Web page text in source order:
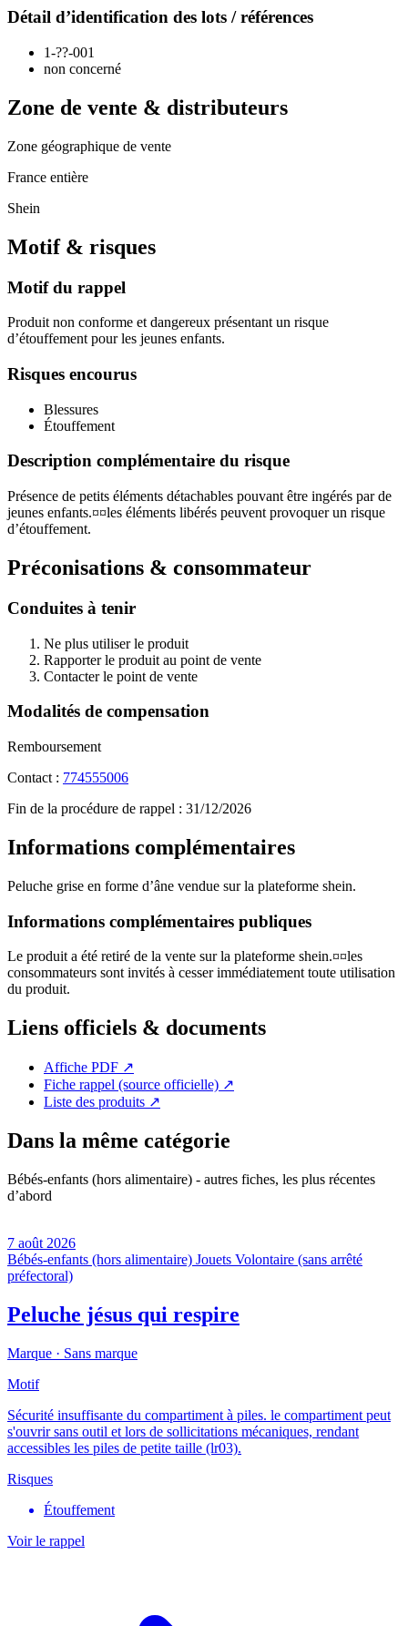
Détail d’identification des lots / références
1-??-001
non concerné
Zone de vente & distributeurs
Zone géographique de vente
France entière
Shein
Motif & risques
Motif du rappel
Produit non conforme et dangereux présentant un risque
d’étouffement pour les jeunes enfants.
Risques encourus
Blessures
Étouffement
Description complémentaire du risque
Présence de petits éléments détachables pouvant être ingérés par de
jeunes enfants.¤¤les éléments libérés peuvent provoquer un risque
d’étouffement.
Préconisations & consommateur
Conduites à tenir
Ne plus utiliser le produit
Rapporter le produit au point de vente
Contacter le point de vente
Modalités de compensation
Remboursement
Contact : 774555006
Fin de la procédure de rappel : 31/12/2026
Informations complémentaires
Peluche grise en forme d’âne vendue sur la plateforme shein.
Informations complémentaires publiques
Le produit a été retiré de la vente sur la plateforme shein.¤¤les
consommateurs sont invités à cesser immédiatement toute utilisation
du produit.
Liens officiels & documents
Affiche PDF ↗
Fiche rappel (source officielle) ↗
Liste des produits ↗
Dans la même catégorie
Bébés-enfants (hors alimentaire) - autres fiches, les plus récentes
d’abord
7 août 2026
Bébés-enfants (hors alimentaire) Jouets Volontaire (sans arrêté
préfectoral)
Peluche jésus qui respire
Marque · Sans marque
Motif
Sécurité insuffisante du compartiment à piles. le compartiment peut
s'ouvrir sans outil et lors de sollicitations mécaniques, rendant
accessibles les piles de petite taille (lr03).
Risques
Étouffement
Voir le rappel